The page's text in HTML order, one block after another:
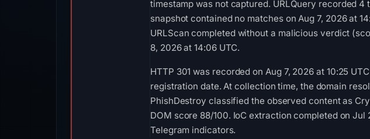
timestamp was not captured. URLQuery recorded
snapshot contained no matches on Aug 7, 2026 at
URLScan completed without a malicious verdict
8, 2026 at 14:06 UTC.
HTTP 301 was recorded on Aug 7, 2026 at 10:25
registration date. At collection time, the domain
PhishDestroy classified the observed content as
DOM score 88/100. IoC extraction completed on
Telegram indicators.